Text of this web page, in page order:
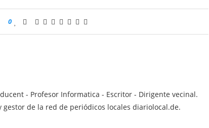
0
- Profesor Informatica - Escritor - Dirigente vecinal.
de la red de periódicos locales diariolocal.de.